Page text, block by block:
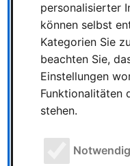
größer,
Hallenkonzept 16
Essen bereits
personalisierter
können selbst
Kategorien Sie
beachten Sie,
Einstellungen
Funktionalitäten
stehen.
Notwendig